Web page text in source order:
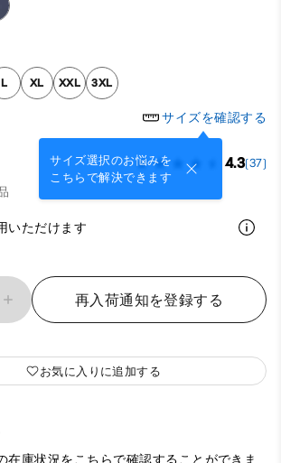
L XL XXL 3XL
サイズを確認する
サイズ選択のお悩みを
こちらで解決できます
4.3(37)
いただけます
再入荷通知を登録する
お気に入りに追加する